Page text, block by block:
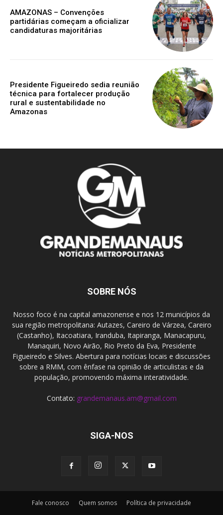
AMAZONAS – Convenções
partidárias começam a oficializar
candidaturas majoritárias
Presidente Figueiredo sedia reunião
técnica para fortalecer produção
rural e sustentabilidade no
Amazonas
SOBRE NÓS
Nosso foco é na capital amazonense e nos 12 municípios da
sua região metropolitana: Autazes, Careiro de Várzea, Careiro
(Castanho), Itacoatiara, Iranduba, Itapiranga, Manacapuru,
Manaquiri, Novo Airão, Rio Preto da Eva, Presidente
Figueiredo e Silves. Abertura para notícias locais e discussões
sobre a RMM, com ênfase na opinião de articulistas e da
população, promovendo máxima interatividade.
Contato: grandemanaus.am@gmail.com
SIGA-NOS
Fale conosco Quem somos Política de privacidade